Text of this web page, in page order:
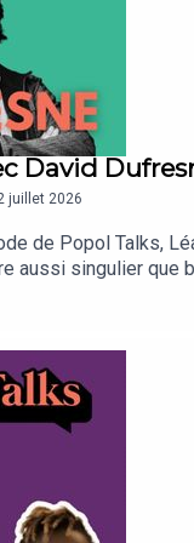
David
juillet 2026
de Popol Talks,
aussi singulier que
d'Eaubonne,
Françoise
: laissez une note,
et chaque
et le font vivre.
abonnement/